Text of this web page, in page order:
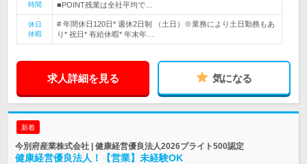
時間
■POINT残業は全社平均で…
休日
休暇
# 年間休日120日* 週休2日制 （土日）※業務により土日勤務もあ
り* 祝日* 有給休暇* 年末年…
求人詳細を見る 気になる
新着
今別府産業株式会社 | 健康経営優良法人2026ブライト500認定
健康経営優良法人！【営業】未経験OK